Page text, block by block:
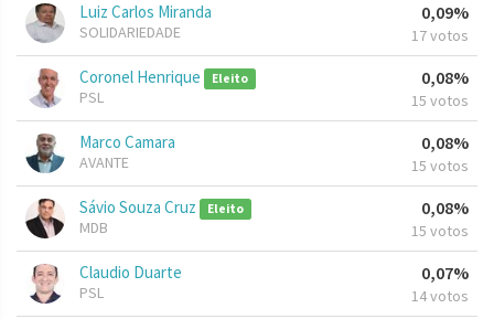
Luiz Carlos Miranda
SOLIDARIEDADE
0,09%
17 votos
Coronel Henrique Eleito
PSL
0,08%
15 votos
Marco Camara
AVANTE
0,08%
15 votos
Sávio Souza Cruz Eleito
MDB
0,08%
15 votos
Claudio Duarte
PSL
0,07%
14 votos